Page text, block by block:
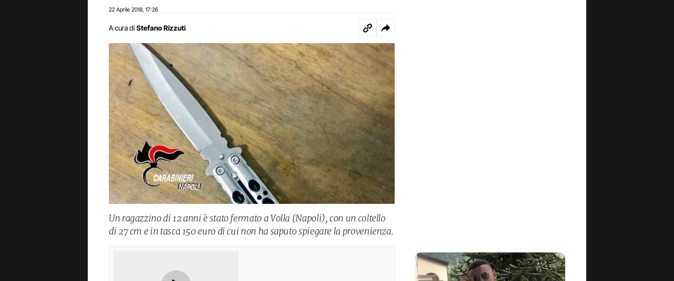
22 Aprile 2018 17:26
A cura di Stefano Rizzuti
Un ragazzino di 12 anni è stato fermato a Volla (Napoli), con un coltello
di 27 cm e in tasca 150 euro di cui non ha saputo spiegare la provenienza.